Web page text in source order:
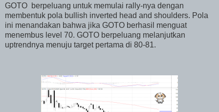
GOTO berpeluang untuk memulai rally-nya dengan
membentuk pola bullish inverted head and shoulders. Pola
ini menandakan bahwa jika GOTO berhasil menguat
menembus level 70. GOTO berpeluang melanjutkan
uptrendnya menuju target pertama di 80-81.